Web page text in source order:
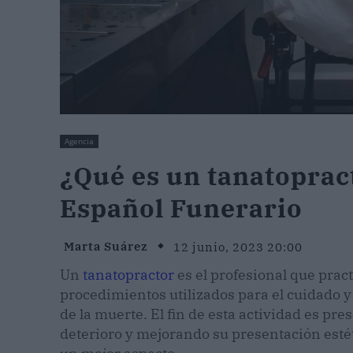
Agencia
¿Qué es un
Español Funerario
Marta Suárez 12 junio, 2023 20:00
Un tanatopractor es el profesional que
procedimientos utilizados para el cuidado
de la muerte. El fin de esta actividad es
deterioro y mejorando su presentación